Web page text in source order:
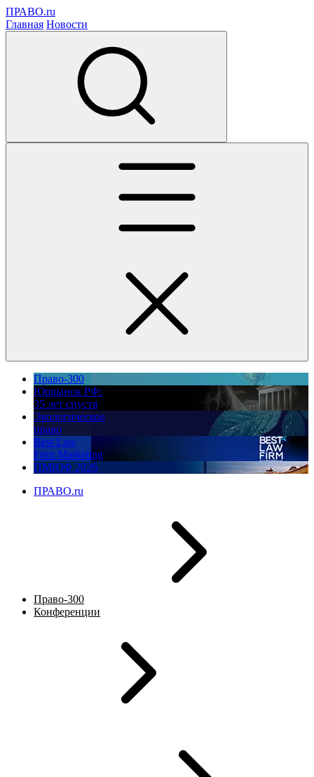
ПРАВО.ru
Главная Новости
Право-300
Юррынок РФ:
35 лет спустя
Экологическое
право
Best Law
Firm Marketing
ПМЮФ 2026
ПРАВО.ru
Право-300
Конференции